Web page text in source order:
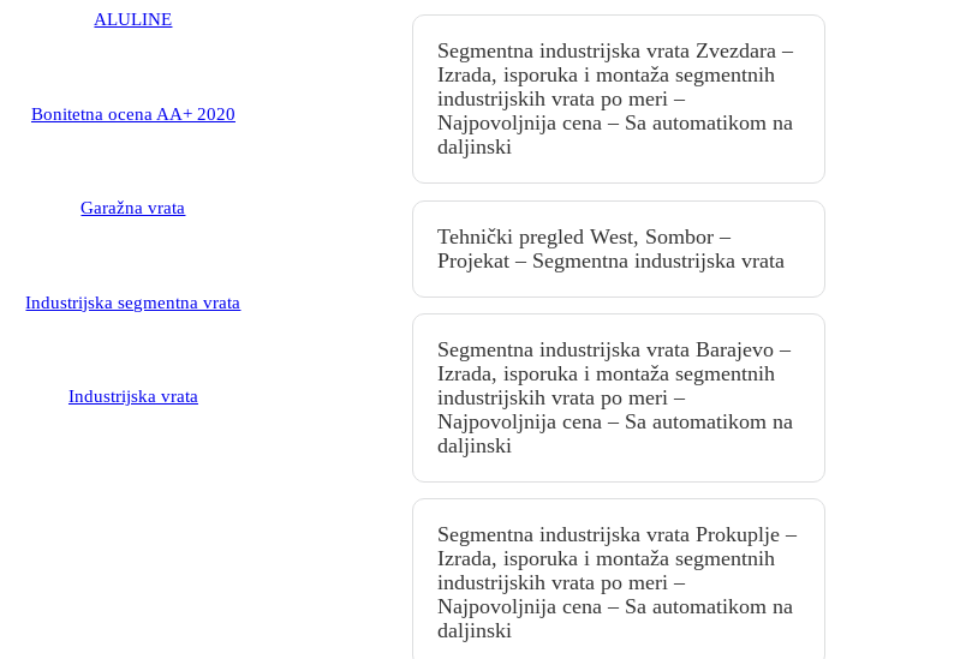
ALULINE
Bonitetna ocena AA+ 2020
Garažna vrata
Industrijska segmentna vrata
Industrijska vrata
Segmentna industrijska vrata Zvezdara –
Izrada, isporuka i montaža segmentnih
industrijskih vrata po meri –
Najpovoljnija cena – Sa automatikom na
daljinski
Tehnički pregled West, Sombor –
Projekat – Segmentna industrijska vrata
Segmentna industrijska vrata Barajevo –
Izrada, isporuka i montaža segmentnih
industrijskih vrata po meri –
Najpovoljnija cena – Sa automatikom na
daljinski
Segmentna industrijska vrata Prokuplje –
Izrada, isporuka i montaža segmentnih
industrijskih vrata po meri –
Najpovoljnija cena – Sa automatikom na
daljinski